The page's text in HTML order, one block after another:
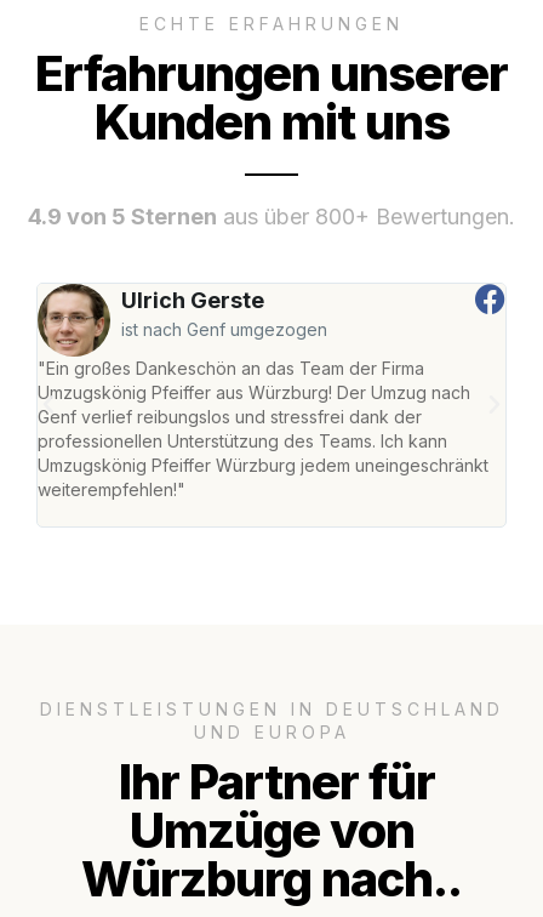
ECHTE ERFAHRUNGEN
Erfahrungen unserer
Kunden mit uns
4.9 von 5 Sternen aus über 800+ Bewertungen.
Ulrich Gerste
ist nach Genf umgezogen
"Ein großes Dankeschön an das Team der Firma
Umzugskönig Pfeiffer aus Würzburg! Der Umzug nach
Genf verlief reibungslos und stressfrei dank der
professionellen Unterstützung des Teams. Ich kann
Umzugskönig Pfeiffer Würzburg jedem uneingeschränkt
weiterempfehlen!"
DIENSTLEISTUNGEN IN DEUTSCHLAND
UND EUROPA
Ihr Partner für
Umzüge von
Würzburg nach..